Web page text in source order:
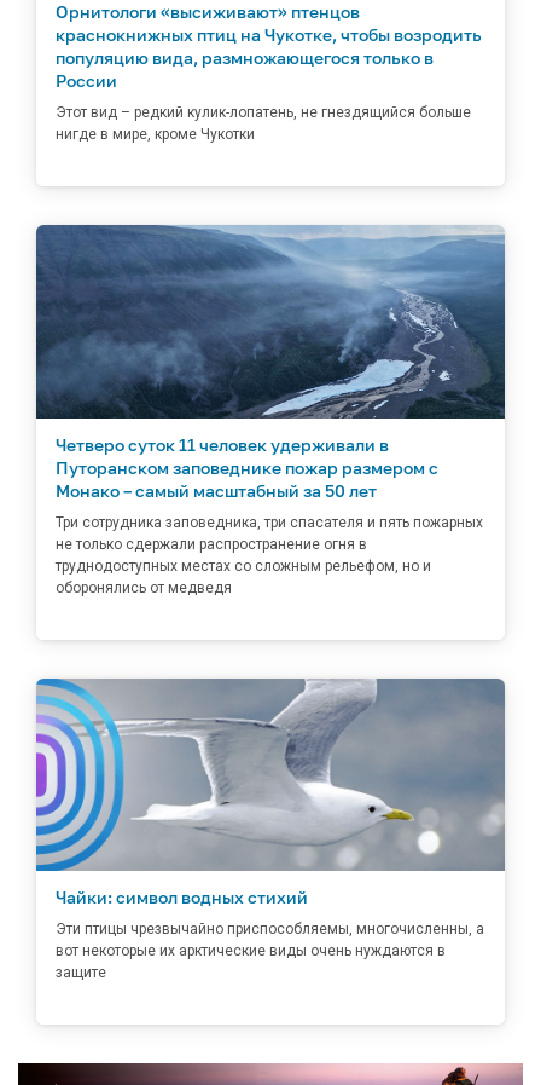
Орнитологи «высиживают» птенцов
краснокнижных птиц на Чукотке, чтобы возродить
популяцию вида, размножающегося только в
России
Этот вид – редкий кулик-лопатень, не гнездящийся больше
нигде в мире, кроме Чукотки
Четверо суток 11 человек удерживали в
Путоранском заповеднике пожар размером с
Монако – самый масштабный за 50 лет
Три сотрудника заповедника, три спасателя и пять пожарных
не только сдержали распространение огня в
труднодоступных местах со сложным рельефом, но и
оборонялись от медведя
Чайки: символ водных стихий
Эти птицы чрезвычайно приспособляемы, многочисленны, а
вот некоторые их арктические виды очень нуждаются в
защите